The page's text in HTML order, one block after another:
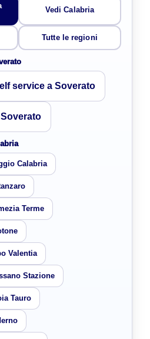
Vedi Calabria
Tutte le regioni
service a Soverato
Calabria
Terme
Valentia
Stazione
Tauro